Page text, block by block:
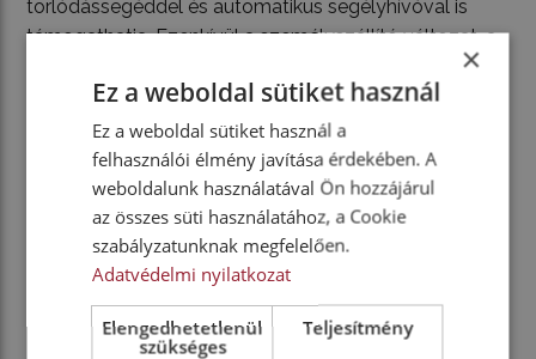
torlódássegéddel és automatikus segélyhívóval is
támogathatja. Ezenkívül a személyszállító változat, a
vészfékrendszert, holttérfigyelőt, táblafelismerőt és az
első ülések között középső légzsákot is tartogat a
használóinak. A kényelmet illetően pedig többek
között automatikus légkondicionálóval, kulcs nélküli
indítással és elektronikus vezérlésű rögzítőfékkel tűnik
ki a Citan. Ráadásul a Citan Tourer rugózási és
lengéscsillapítási karakterisztikáját a csillagos gyártó
finomhangolta.
×
Ez a weboldal sütiket használ
Ez a weboldal sütiket használ a
felhasználói élmény javítása érdekében. A
weboldalunk használatával Ön hozzájárul
az összes süti használatához, a Cookie
szabályzatunknak megfelelően.
Adatvédelmi nyilatkozat
Elengedhetetlenül
szükséges
Teljesítmény